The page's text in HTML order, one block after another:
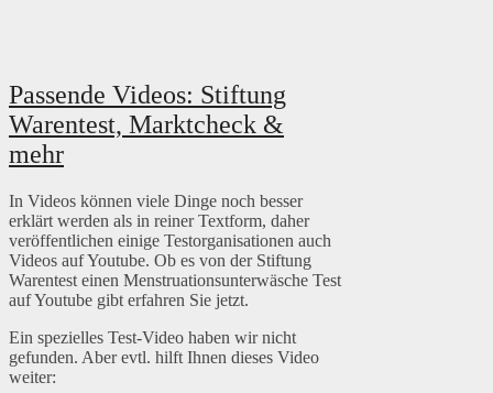
Passende Videos: Stiftung
Warentest, Marktcheck &
mehr
In Videos können viele Dinge noch besser
erklärt werden als in reiner Textform, daher
veröffentlichen einige Testorganisationen auch
Videos auf Youtube. Ob es von der Stiftung
Warentest einen Menstruationsunterwäsche Test
auf Youtube gibt erfahren Sie jetzt.
Ein spezielles Test-Video haben wir nicht
gefunden. Aber evtl. hilft Ihnen dieses Video
weiter: